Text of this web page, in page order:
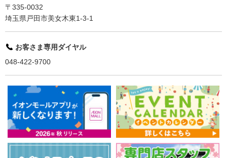
〒335-0032
埼玉県戸田市美女木東1-3-1
お客さま専用ダイヤル
048-422-9700